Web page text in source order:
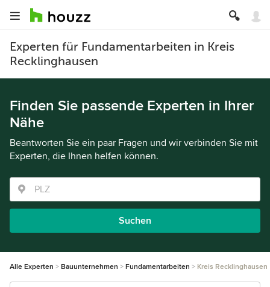
Experten für Fundamentarbeiten in Kreis
Recklinghausen
Finden Sie passende Experten in Ihrer
Nähe
Beantworten Sie ein paar Fragen und wir verbinden Sie mit
Experten, die Ihnen helfen können.
Suchen
Alle Experten Bauunternehmen Fundamentarbeiten Kreis Recklinghausen